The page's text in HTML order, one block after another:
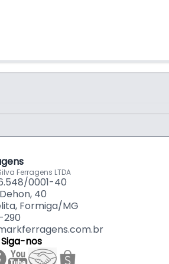
Ferragens LTDA
0001-40
40
Formiga/MG
290
Siga-nos